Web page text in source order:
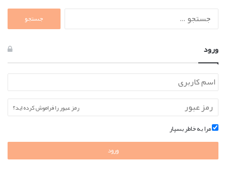
جستجو
ورود
رمز عبور را فراموش کرده اید؟
مرا به خاطر بسپار
ورود